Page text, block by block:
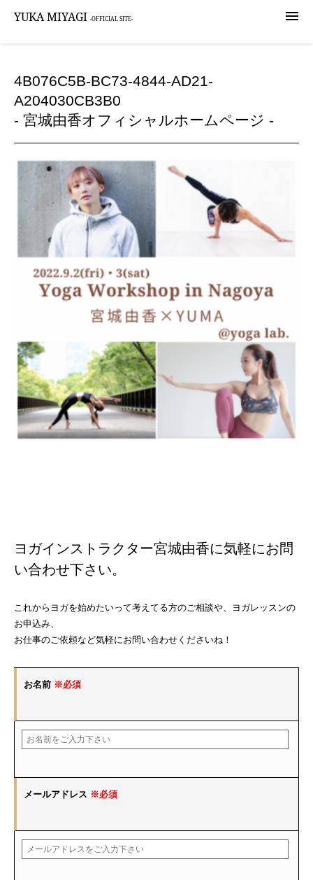

YUKA MIYAGI -OFFICIAL SITE-
4B076C5B-BC73-4844-AD21-
A204030CB3B0
- 宮城由香オフィシャルホームページ -
ヨガインストラクター宮城由香に気軽にお問
い合わせ下さい。
これからヨガを始めたいって考えてる方のご相談や、ヨガレッスンの
お申込み、
お仕事のご依頼など気軽にお問い合わせくださいね！
お名前 ※必須
メールアドレス ※必須